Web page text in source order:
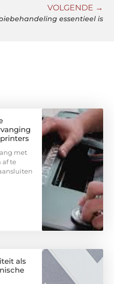
VOLGENDE →
essentieel is
met
af te
als